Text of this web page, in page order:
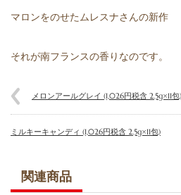
マロンをのせたムレスナさんの新作
それが南フランスの香りなのです。
メロンアールグレイ (1,026円税含 2.5g×11包)
ミルキーキャンディ (1,026円税含 2.5g×11包)
関連商品